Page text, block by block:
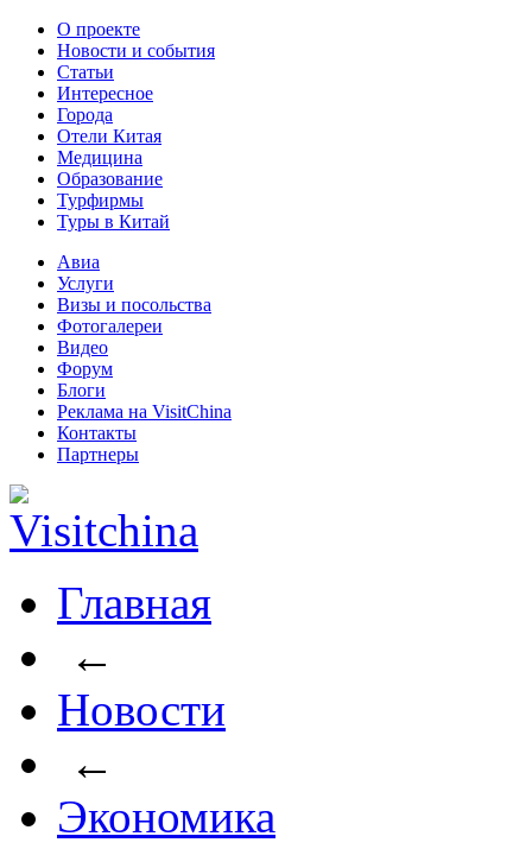
О проекте
Новости и события
Статьи
Интересное
Города
Отели Китая
Медицина
Образование
Турфирмы
Туры в Китай
Авиа
Услуги
Визы и посольства
Фотогалереи
Видео
Форум
Блоги
Реклама на VisitChina
Контакты
Партнеры
Главная
←
Новости
←
Экономика